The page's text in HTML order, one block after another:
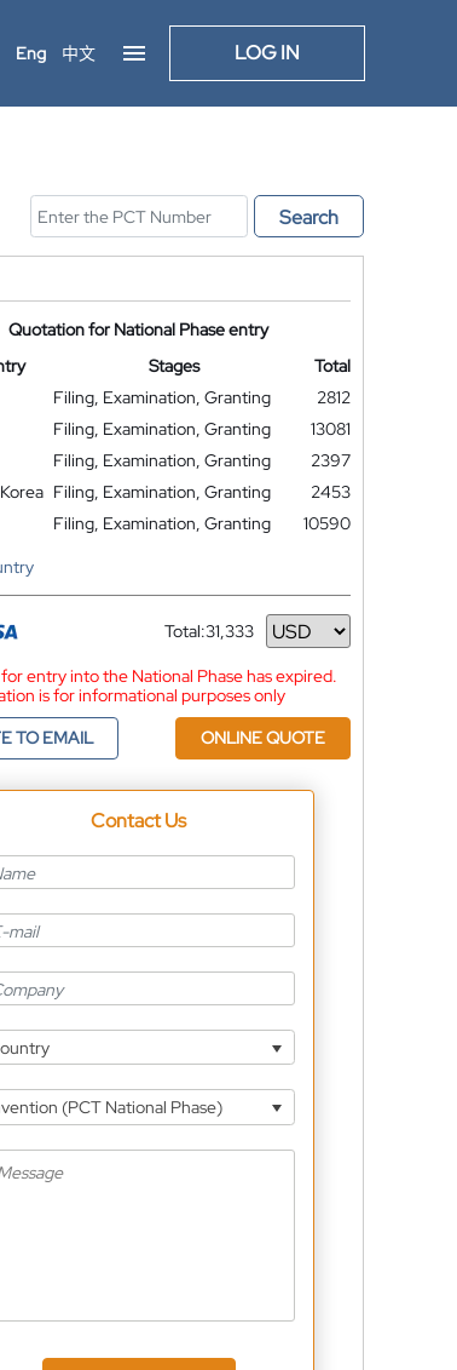
Eng 中文 LOG IN
Search
Quotation for National Phase entry
Stages
Total
Filing, Examination, Granting
2812
Filing, Examination, Granting
13081
Filing, Examination, Granting
2397
Filing, Examination, Granting
2453
Filing, Examination, Granting
10590
Total:31,333
Currency
entry into the National Phase has expired.
is for informational purposes only
TO EMAIL
ONLINE QUOTE
Contact Us
(PCT National Phase)